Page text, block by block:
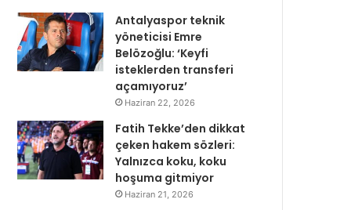
Antalyaspor teknik
yöneticisi Emre
Belözoğlu: ‘Keyfi
isteklerden transferi
açamıyoruz’
Haziran 22, 2026
Fatih Tekke’den dikkat
çeken hakem sözleri:
Yalnızca koku, koku
hoşuma gitmiyor
Haziran 21, 2026